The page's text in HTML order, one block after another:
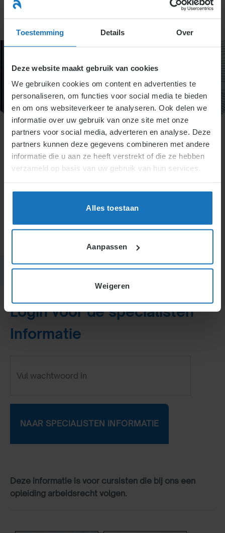
Toestemming Details Over
Deze website maakt gebruik van cookies
We gebruiken cookies om content en advertenties te
personaliseren, om functies voor social media te bieden
en om ons websiteverkeer te analyseren. Ook delen we
informatie over uw gebruik van onze site met onze
partners voor social media, adverteren en analyse. Deze
partners kunnen deze gegevens combineren met andere
informatie die u aan ze heeft verstrekt of die ze hebben
verzameld op basis van uw gebruik van hun services.
Alles toestaan
Aanpassen
Weigeren
naar
inhoud
Inloggen
Login voor de specialisten
Informatie
Deze informatie is voor cursisten die bij ons een
opleiding arbeidsrecht volgen.